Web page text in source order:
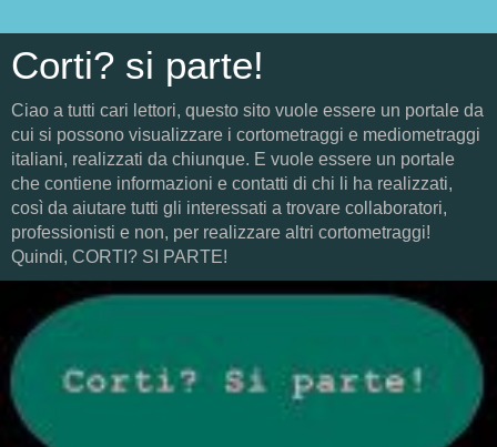
Corti? si parte!
Ciao a tutti cari lettori, questo sito vuole essere un portale da
cui si possono visualizzare i cortometraggi e mediometraggi
italiani, realizzati da chiunque. E vuole essere un portale
che contiene informazioni e contatti di chi li ha realizzati,
così da aiutare tutti gli interessati a trovare collaboratori,
professionisti e non, per realizzare altri cortometraggi!
Quindi, CORTI? SI PARTE!